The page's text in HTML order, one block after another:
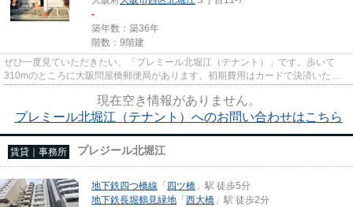
-
築年数：築36年
階数：9階建
ぜひ一度見ていただきたい、「プレミール北堀江（テナント）」です。歩いて
310mのところに大阪問屋橋郵便局があります。初期費用はカードで決済いただ
けます。駐車場までの距離は300m...
現在空き情報がありません。
プレミール北堀江（テナント）へのお問い合わせはこちら
賃貸｜事務所 プレジール北堀江
地下鉄四つ橋線 「四ツ橋 」駅 徒歩5分
地下鉄長堀鶴見緑地 「西大橋 」駅 徒歩2分